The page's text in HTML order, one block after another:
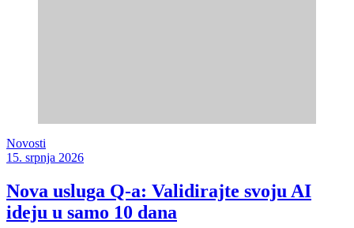
Novosti
15. srpnja 2026
Nova usluga Q-a: Validirajte svoju AI
ideju u samo 10 dana